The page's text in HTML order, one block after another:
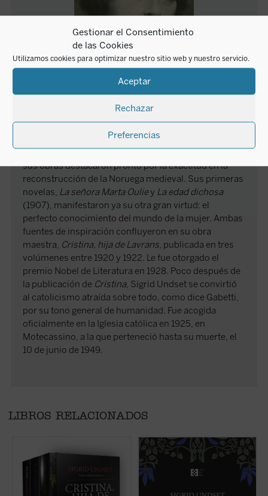
Gestionar el Consentimiento
de las Cookies
Utilizamos cookies para optimizar nuestro sitio web y nuestro servicio.
Aceptar
Rechazar
Preferencias
Sigrid Undset nació en Kalundborg, Dinamarca, en
1882, aunque se trasladaría con solo dos años con su
familia a vivir a Oslo. Hija de un afamado catedrático
de arqueología, de quien tomó el amor por la historia,
sus obras destacaron pronto por la exactitud en la
reconstrucción de la Noruega medieval. Sus primeras
novelas, La señora Marta Ouliey La edad dichosa
(1907), manifestaron ya su otra gran virtud: el
perfecto conocimiento del mundo de la mujer. Ambas
fuentes de inspiración confluyeron en su obra
maestra, Cristina, hija de Lavrans, publicada en tres
volúmenes entre 1920 y 1922. Le fue otorgado el
premio Nobel de Literatura en 1928. Poco después de
la publicación de Cristina, Sigrid Undset se convirtió
al catolicismo atraída sobre todo, como dice Gabetti,
por su tono general de humanidad. Fue acogida
oficialmente en la Iglesia católica en 1925, en
Motecassino, a la que perteneció hasta su muerte, el
10 de junio de 1949.
LIBROS RELACIONADOS
con la obra maestra de Sigrid Undset,
considerada una de las mejores novelas
Cristina, hija de
Lavrans
cuenta la vida desde la niñez hasta
la muerte, de uno de los personajes más
complejos y vigorosos de la literatura
En el segundo volumen, Cristina
Lavransdatter ya es una mujer casada y
una madre dedicada en cuerpo y alma. Los
anhelos políticos de su marido amenazan la
estabilidad familiar y Cristina tendrá que
afrontar las consecuencias de sus
decisiones. Esta novela histórica,